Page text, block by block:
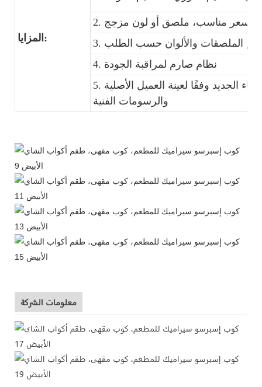
المزايا:
4. نظام صارم لمراقبة الجودة
5. التشكيل: يمكننا فتح قالب طقم العشاء الجديد وفقًا لعينة العميل الأصلية
والرسومات الفنية
معلومات الشركة